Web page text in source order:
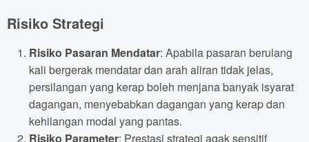
Risiko Strategi
Risiko Pasaran Mendatar: Apabila pasaran berulang
kali bergerak mendatar dan arah aliran tidak jelas,
persilangan yang kerap boleh menjana banyak isyarat
dagangan, menyebabkan dagangan yang kerap dan
kehilangan modal yang pantas.
Risiko Parameter: Prestasi strategi agak sensitif